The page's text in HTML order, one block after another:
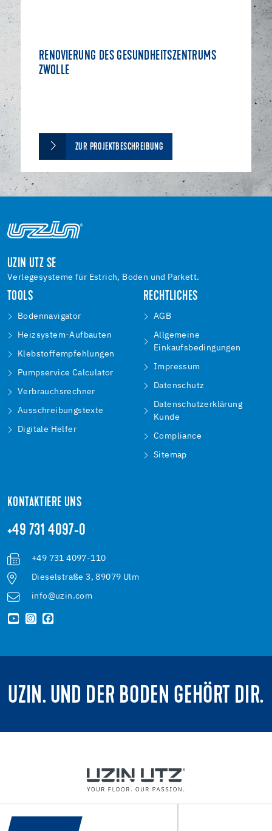
RENOVIERUNG DES GESUNDHEITSZENTRUMS
ZWOLLE
ZUR PROJEKTBESCHREIBUNG
UZIN UTZ SE
Verlegesysteme für Estrich, Boden und Parkett.
TOOLS
Bodennavigator
Heizsystem-Aufbauten
Klebstoffempfehlungen
Pumpservice Calculator
Verbrauchsrechner
Ausschreibungstexte
Digitale Helfer
RECHTLICHES
AGB
Allgemeine
Einkaufsbedingungen
Impressum
Datenschutz
Datenschutzerklärung
Kunde
Compliance
Sitemap
KONTAKTIERE UNS
+49 731 4097-0
+49 731 4097-110
Dieselstraße 3, 89079 Ulm
info@uzin.com
UZIN. UND DER BODEN GEHÖRT DIR.